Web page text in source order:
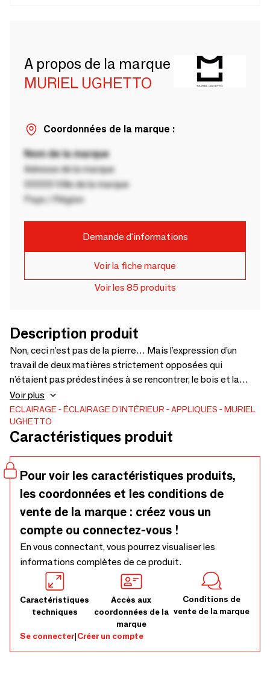
A propos de la marque
MURIEL UGHETTO
Coordonnées de la marque :
Nom de la marque
Adresse de la marque
00000 Ville de la marque
Pays / Région
Demande d'informations
Voir la fiche marque
Voir les 85 produits
Description produit
Non, ceci n’est pas de la pierre… Mais l’expression d’un
travail de deux matières strictement opposées qui
n’étaient pas prédestinées à se rencontrer, le bois et la
laine. Le bois de chêne, arbre sacré symbole de force et de
solidité. La laine travaillée en feutrage sur une base de soie.
Applique murale. Dimensions small /H52/L30 CM
Dimensions medium /H79/L38 CM Dimensions large
Voir plus
ECLAIRAGE ÉCLAIRAGE D'INTÉRIEUR APPLIQUES
MURIEL
UGHETTO
Caractéristiques produit
Pour voir les caractéristiques produits,
les coordonnées et les conditions de
vente de la marque : créez vous un
compte ou connectez-vous !
En vous connectant, vous pourrez visualiser les
informations complètes de ce produit.
Caractéristiques
techniques
Accès aux
coordonnées de la
marque
Conditions de
vente de la marque
Se connecter|Créer un compte